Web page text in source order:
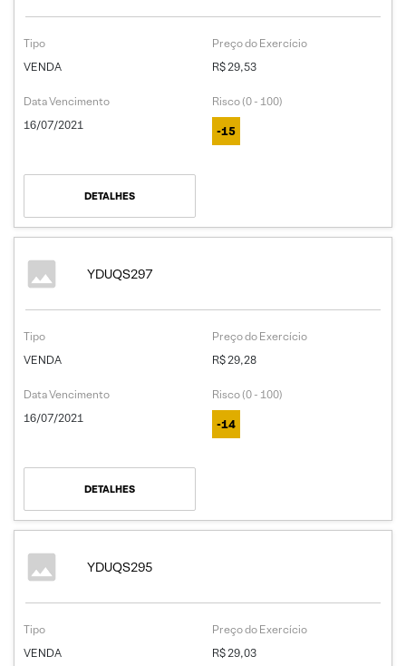
Tipo
VENDA
Preço do Exercício
R$ 29,53
Data Vencimento
16/07/2021
Risco (0 - 100)
-15
DETALHES
YDUQS297
Tipo
VENDA
Preço do Exercício
R$ 29,28
Data Vencimento
16/07/2021
Risco (0 - 100)
-14
DETALHES
YDUQS295
Tipo
VENDA
Preço do Exercício
R$ 29,03